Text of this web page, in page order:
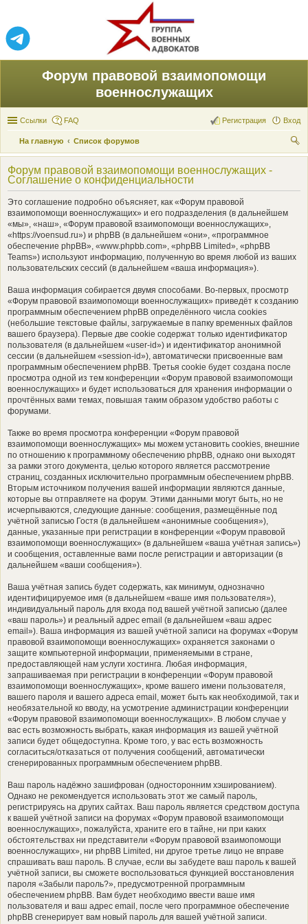
Форум правовой взаимопомощи
военнослужащих
Ссылки FAQ Вход
Регистрация
На главную
Список форумов
ои
Форум правовой взаимопомощи военнослужащих -
Соглашение о конфиденциальности
Это соглашение подробно объясняет, как «Форум правовой
взаимопомощи военнослужащих» и его подразделения (в дальнейшем
«мы», «наш», «Форум правовой взаимопомощи военнослужащих»,
«https://voensud.ru») и phpBB (в дальнейшем «они», «программное
обеспечение phpBB», «www.phpbb.com», «phpBB Limited», «phpBB
Teams») используют информацию, полученную во время любой из ваших
пользовательских сессий (в дальнейшем «ваша информация»).
Ваша информация собирается двумя способами. Во-первых, просмотр
«Форум правовой взаимопомощи военнослужащих» приведёт к созданию
программным обеспечением phpBB определённого числа cookies
(небольшие текстовые файлы, загружаемые в папку временных файлов
вашего браузера). Первые две cookie содержат только идентификатор
пользователя (в дальнейшем «user-id») и идентификатор анонимной
сессии (в дальнейшем «session-id»), автоматически присвоенные вам
программным обеспечением phpBB. Третья cookie будет создана после
просмотра одной из тем конференции «Форум правовой взаимопомощи
военнослужащих» и будет использоваться для хранения информации о
прочтённых вами темах, повышая таким образом удобство работы с
форумами.
Также во время просмотра конференции «Форум правовой
взаимопомощи военнослужащих» мы можем установить cookies, внешние
по отношению к программному обеспечению phpBB, однако они выходят
за рамки этого документа, целью которого является рассмотрение
страниц, созданных исключительно программным обеспечением phpBB.
Вторым источником получения вашей информации являются данные,
которые вы отправляете на форум. Этими данными могут быть, но не
исчерпываются, следующие данные: сообщения, размещённые под
учётной записью Гостя (в дальнейшем «анонимные сообщения»),
данные, указанные при регистрации в конференции «Форум правовой
взаимопомощи военнослужащих» (в дальнейшем «ваша учётная запись»)
и сообщения, оставленные вами после регистрации и авторизации (в
дальнейшем «ваши сообщения»).
Ваша учётная запись будет содержать, как минимум, однозначно
идентифицируемое имя (в дальнейшем «ваше имя пользователя»),
индивидуальный пароль для входа под вашей учётной записью (далее
«ваш пароль») и реальный адрес email (в дальнейшем «ваш адрес
email»). Ваша информация из вашей учётной записи на форумах «Форум
правовой взаимопомощи военнослужащих» охраняется законами о
защите компьютерной информации, применяемыми в стране,
предоставляющей нам услуги хостинга. Любая информация,
запрашиваемая при регистрации в конференции «Форум правовой
взаимопомощи военнослужащих», кроме вашего имени пользователя,
вашего пароля и вашего адреса email, может быть как необходимой, так и
необязательной ко вводу, на усмотрение администрации конференции
«Форум правовой взаимопомощи военнослужащих». В любом случае у
вас есть возможность выбрать, какая информация из вашей учётной
записи будет общедоступна. Кроме того, у вас есть возможность
согласиться/отказаться от получения сообщений, автоматически
сгенерированных программным обеспечением phpBB.
Ваш пароль надёжно зашифрован (односторонним хэшированием).
Однако не рекомендуется использовать этот же самый пароль,
регистрируясь на других сайтах. Ваш пароль является средством доступа
к вашей учётной записи на форумах «Форум правовой взаимопомощи
военнослужащих», пожалуйста, храните его в тайне, ни при каких
обстоятельствах ни представители «Форум правовой взаимопомощи
военнослужащих», ни phpBB Limited, ни другое третье лицо не вправе
спрашивать ваш пароль. В случае, если вы забудете ваш пароль к вашей
учётной записи, вы сможете воспользоваться функцией восстановления
пароля «Забыли пароль?», предусмотренной программным
обеспечением phpBB. Вам будет необходимо ввести ваше имя
пользователя и ваш адрес email, после чего программное обеспечение
phpBB сгенерирует вам новый пароль для вашей учётной записи.